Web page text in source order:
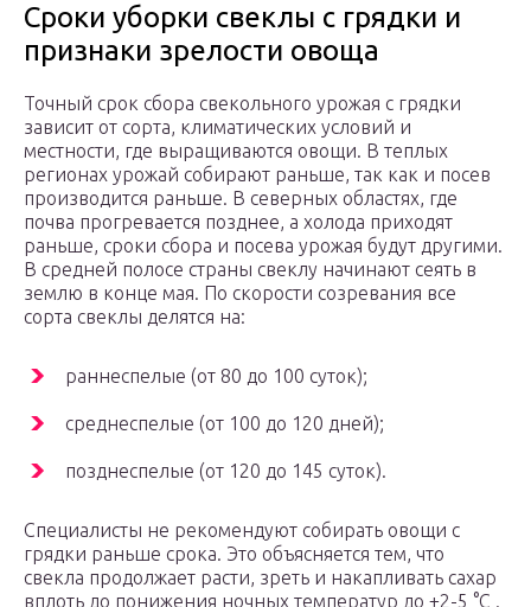
Сроки уборки свеклы с грядки и
признаки зрелости овоща
Точный срок сбора свекольного урожая с грядки
зависит от сорта, климатических условий и
местности, где выращиваются овощи. В теплых
регионах урожай собирают раньше, так как и посев
производится раньше. В северных областях, где
почва прогревается позднее, а холода приходят
раньше, сроки сбора и посева урожая будут другими.
В средней полосе страны свеклу начинают сеять в
землю в конце мая. По скорости созревания все
сорта свеклы делятся на:
раннеспелые (от 80 до 100 суток);
среднеспелые (от 100 до 120 дней);
позднеспелые (от 120 до 145 суток).
Специалисты не рекомендуют собирать овощи с
грядки раньше срока. Это объясняется тем, что
свекла продолжает расти, зреть и накапливать сахар
вплоть до понижения ночных температур до +2-5 °C .